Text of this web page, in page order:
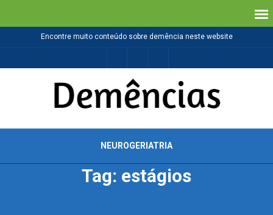
Encontre muito conteúdo sobre demência neste website
NEUROGERIATRIA
Tag: estágios